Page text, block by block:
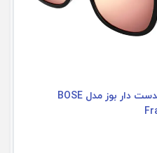
عینک آفتابی هدست دار بوز مدل BOSE